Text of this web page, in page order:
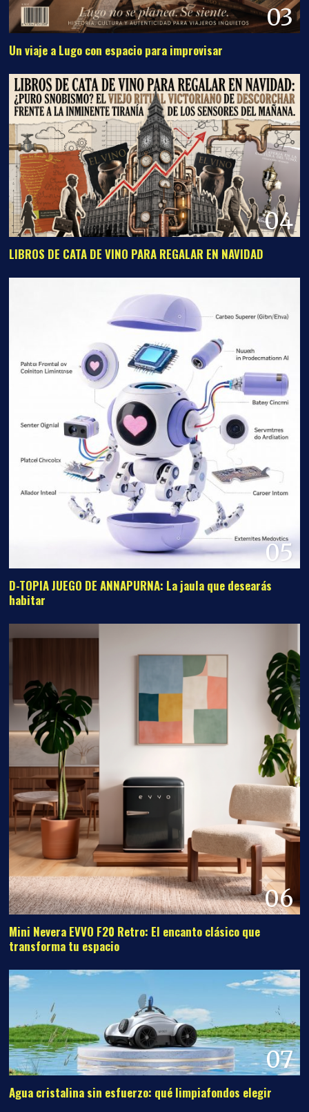
03
Un viaje a Lugo con espacio para improvisar
04
LIBROS DE CATA DE VINO PARA REGALAR EN NAVIDAD
05
D-TOPIA JUEGO DE ANNAPURNA: La jaula que desearás
habitar
06
Mini Nevera EVVO F20 Retro: El encanto clásico que
transforma tu espacio
07
Agua cristalina sin esfuerzo: qué limpiafondos elegir